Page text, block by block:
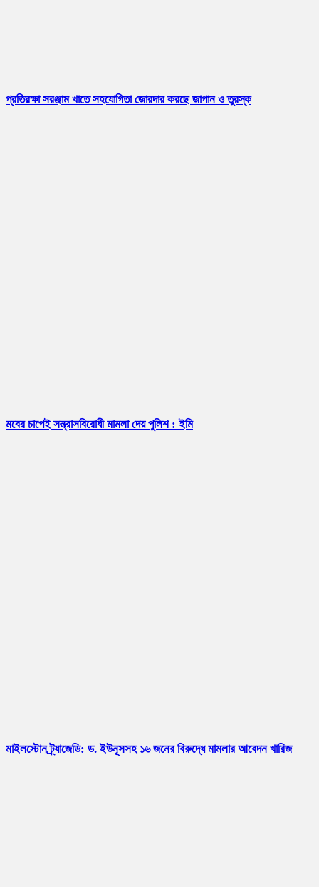
প্রতিরক্ষা সরঞ্জাম খাতে সহযোগিতা জোরদার করছে জাপান ও তুরস্ক
মবের চাপেই সন্ত্রাসবিরোধী মামলা দেয় পুলিশ : ইমি
মাইলস্টোন ট্র্যাজেডি: ড. ইউনূসসহ ১৬ জনের বিরুদ্ধে মামলার আবেদন খারিজ